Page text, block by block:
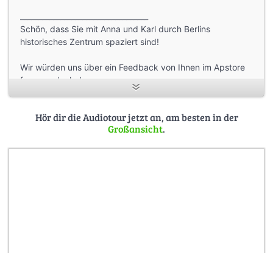
Schön, dass Sie mit Anna und Karl durch Berlins
historisches Zentrum spaziert sind!
Wir würden uns über ein Feedback von Ihnen im Apstore
freuen - danke!
verschenken:Als Downloadgutschein für den Audioguide
in der Smartphone-App
Hör dir die Audiotour jetzt an, am besten in der
Großansicht.